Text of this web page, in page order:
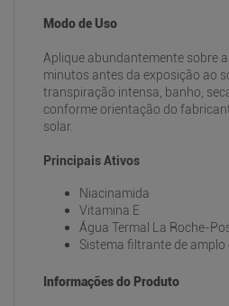
Modo de Uso
Aplique abundantemente sobre
minutos antes da exposição ao
transpiração intensa, banho,
conforme orientação do
solar.
Principais Ativos
Niacinamida
Vitamina E
Água Termal La Roche-
Sistema filtrante de amplo
Informações do Produto